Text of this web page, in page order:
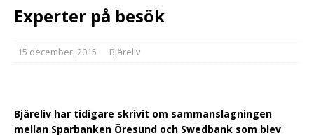
Experter på besök
15 december, 2015 Bjäreliv
Bjäreliv har tidigare skrivit om sammanslagningen
mellan Sparbanken Öresund och Swedbank som blev